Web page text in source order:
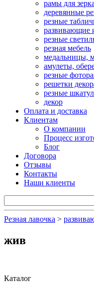
рамы для
деревянные
резные
развивающие
резные
резная мебель
медальницы,
амулеты,
резные
решетки
резные
декор
Оплата и доставка
Клиентам
О компании
Процесс
Блог
Договора
Отзывы
Контакты
Наши клиенты
Резная лавочка >
жив
Каталог